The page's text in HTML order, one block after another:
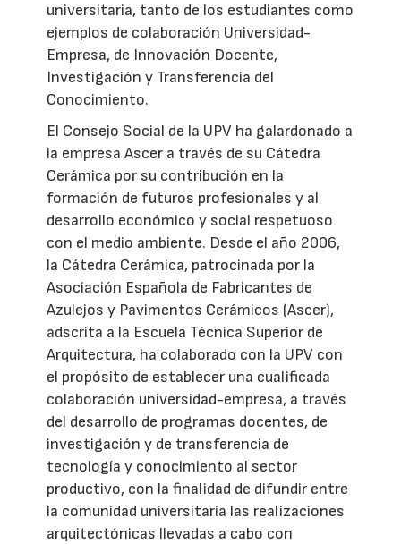
universitaria, tanto de los estudiantes como
ejemplos de colaboración Universidad-
Empresa, de Innovación Docente,
Investigación y Transferencia del
Conocimiento.
El Consejo Social de la UPV ha galardonado a
la empresa Ascer a través de su Cátedra
Cerámica por su contribución en la
formación de futuros profesionales y al
desarrollo económico y social respetuoso
con el medio ambiente. Desde el año 2006,
la Cátedra Cerámica, patrocinada por la
Asociación Española de Fabricantes de
Azulejos y Pavimentos Cerámicos (Ascer),
adscrita a la Escuela Técnica Superior de
Arquitectura, ha colaborado con la UPV con
el propósito de establecer una cualificada
colaboración universidad-empresa, a través
del desarrollo de programas docentes, de
investigación y de transferencia de
tecnología y conocimiento al sector
productivo, con la finalidad de difundir entre
la comunidad universitaria las realizaciones
arquitectónicas llevadas a cabo con